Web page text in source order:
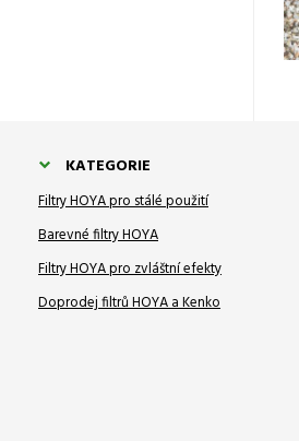
KATEGORIE
Filtry HOYA pro stálé použití
Barevné filtry HOYA
Filtry HOYA pro zvláštní efekty
Doprodej filtrů HOYA a Kenko